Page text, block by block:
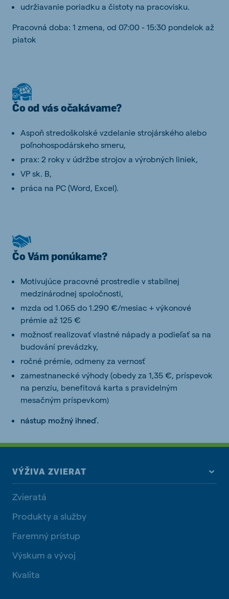
udržiavanie poriadku a čistoty na pracovisku.
Pracovná doba: 1 zmena, od 07:00 - 15:30 pondelok až
piatok
Čo od vás očakávame?
Aspoň stredoškolské vzdelanie strojárského alebo
poľnohospodárskeho smeru,
prax: 2 roky v údržbe strojov a výrobných liniek,
VP sk. B,
práca na PC (Word, Excel).
Čo Vám ponúkame?
Motivujúce pracovné prostredie v stabilnej
medzinárodnej spoločnosti,
mzda od 1.065 do 1.290 €/mesiac + výkonové
prémie až 125 €
možnosť realizovať vlastné nápady a podieľať sa na
budování prevádzky,
ročné prémie, odmeny za vernosť
zamestnanecké výhody (obedy za 1,35 €, príspevok
na penziu, benefitová karta s pravidelným
mesačným príspevkom)
nástup možný ihneď.
VÝŽIVA ZVIERAT
Zvieratá
Produkty a služby
Faremný prístup
Výskum a vývoj
Kvalita